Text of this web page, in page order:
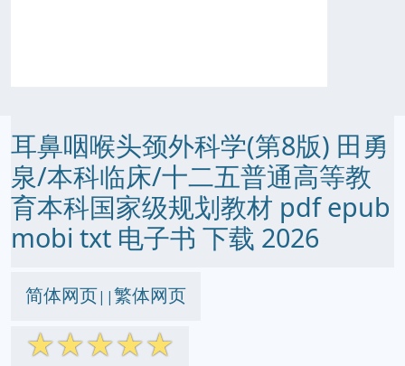
耳鼻咽喉头颈外科学(第8版) 田勇
泉/本科临床/十二五普通高等教
育本科国家级规划教材 pdf epub
mobi txt 电子书 下载 2026
简体网页||繁体网页
☆☆☆☆☆